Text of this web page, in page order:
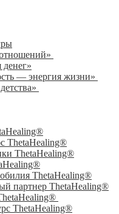
— энергия жизни»
ThetaHealing®
ThetaHealing®
ThetaHealing®
партнер ThetaHealing®
ThetaHealing®